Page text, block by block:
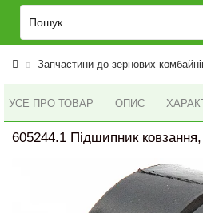
Запчастини до зернових
УСЕ ПРО ТОВАР ОПИС
605244.1 Підшипник